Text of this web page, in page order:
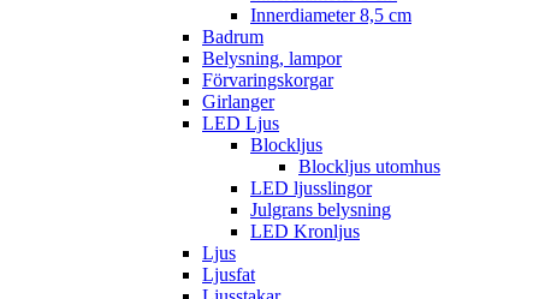
Innerdiameter 8,5 cm
Badrum
Belysning, lampor
Förvaringskorgar
Girlanger
LED Ljus
Blockljus
Blockljus utomhus
LED ljusslingor
Julgrans belysning
LED Kronljus
Ljus
Ljusfat